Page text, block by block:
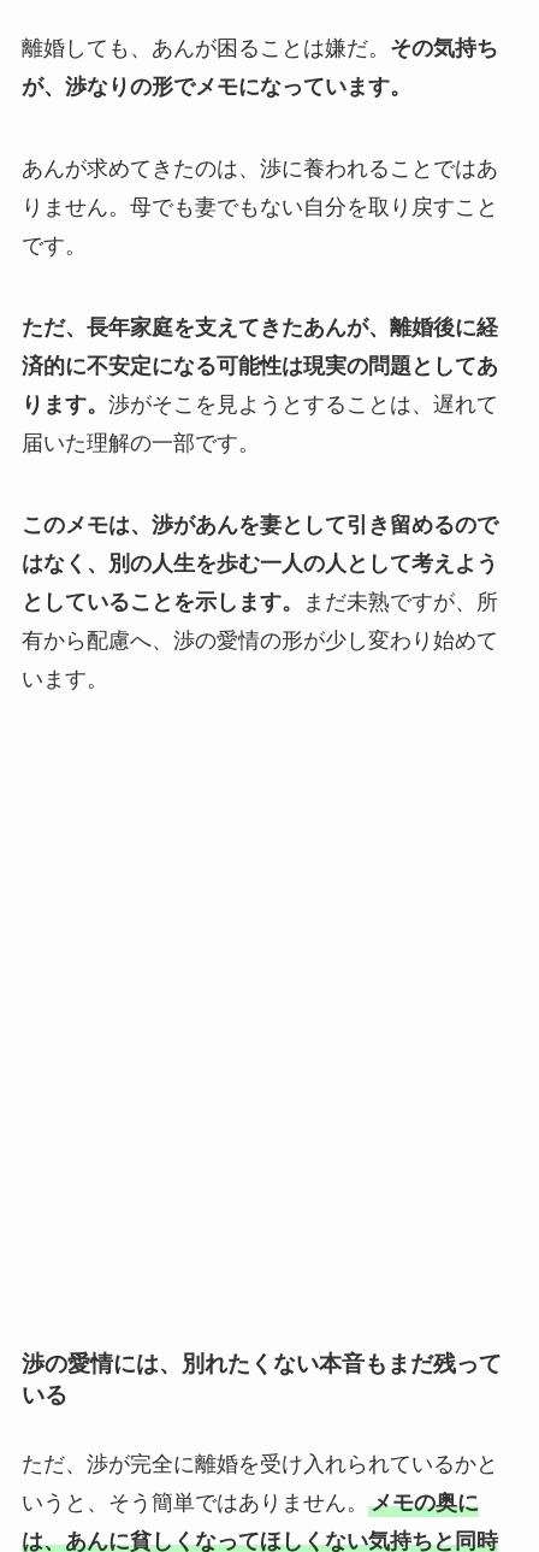
離婚しても、あんが困ることは嫌だ。 その気持ち
が、渉なりの形でメモになっています。
あんが求めてきたのは、渉に養われることではあ
りません。母でも妻でもない自分を取り戻すこと
です。
ただ、長年家庭を支えてきたあんが、離婚後に経
済的に不安定になる可能性は現実の問題としてあ
ります。 渉がそこを見ようとすることは、遅れて
届いた理解の一部です。
このメモは、渉があんを妻として引き留めるので
はなく、別の人生を歩む一人の人として考えよう
としていることを示します。
まだ未熟ですが、所
有から配慮へ、渉の愛情の形が少し変わり始めて
います。
渉の愛情には、別れたくない本音もまだ残って
いる
ただ、渉が完全に離婚を受け入れられているかと
いうと、そう簡単ではありません。 メモの奥に
は、あんに貧しくなってほしくない気持ちと同時